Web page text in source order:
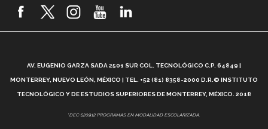
2026! (video)
¿Cómo es el Modelo Educativo Tec? (video)
Vida Tec: Feminismo e Inteligencia Artificial, Paola
AV. EUGENIO GARZA SADA 2501 SUR COL. TECNOLÓGICO C.P. 64849 |
MONTERREY, NUEVO LEÓN, MÉXICO | TEL. +52 (81) 8358-2000 D.R.© INSTITUTO
TECNOLÓGICO Y DE ESTUDIOS SUPERIORES DE MONTERREY, MÉXICO. 2018
*DEC-520912 PROGRAMAS EN MODALIDAD ESCOLARIZADA.